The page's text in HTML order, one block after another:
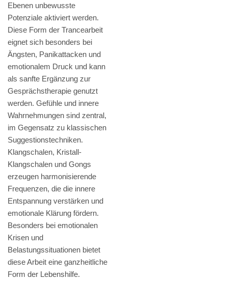
Ebenen unbewusste
Potenziale aktiviert werden.
Diese Form der Trancearbeit
eignet sich besonders bei
Ängsten, Panikattacken und
emotionalem Druck und kann
als sanfte Ergänzung zur
Gesprächstherapie genutzt
werden. Gefühle und innere
Wahrnehmungen sind zentral,
im Gegensatz zu klassischen
Suggestionstechniken.
Klangschalen, Kristall-
Klangschalen und Gongs
erzeugen harmonisierende
Frequenzen, die die innere
Entspannung verstärken und
emotionale Klärung fördern.
Besonders bei emotionalen
Krisen und
Belastungssituationen bietet
diese Arbeit eine ganzheitliche
Form der Lebenshilfe.